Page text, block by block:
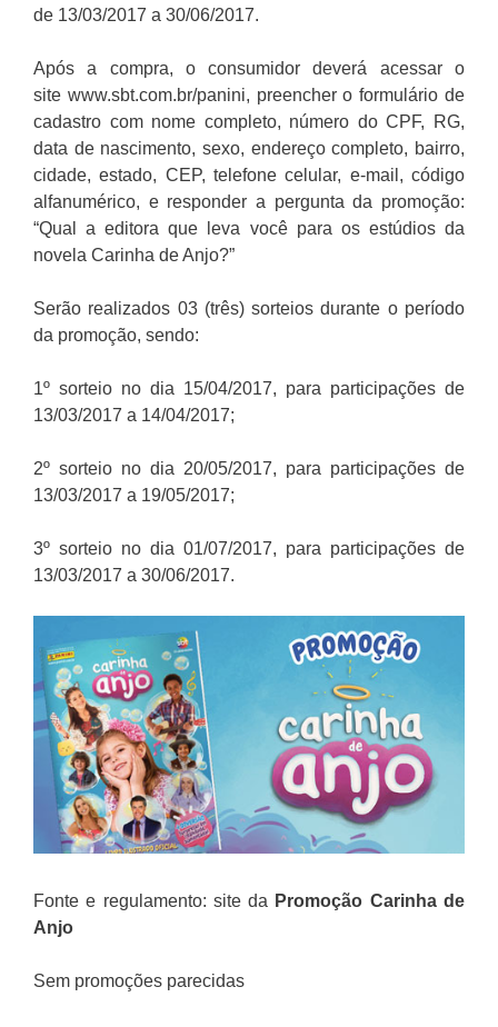
de 13/03/2017 a 30/06/2017.
Após a compra, o consumidor deverá acessar o
site www.sbt.com.br/panini, preencher o formulário de
cadastro com nome completo, número do CPF, RG,
data de nascimento, sexo, endereço completo, bairro,
cidade, estado, CEP, telefone celular, e-mail, código
alfanumérico, e responder a pergunta da promoção:
“Qual a editora que leva você para os estúdios da
novela Carinha de Anjo?”
Serão realizados 03 (três) sorteios durante o período
da promoção, sendo:
1º sorteio no dia 15/04/2017, para participações de
13/03/2017 a 14/04/2017;
2º sorteio no dia 20/05/2017, para participações de
13/03/2017 a 19/05/2017;
3º sorteio no dia 01/07/2017, para participações de
13/03/2017 a 30/06/2017.
Fonte e regulamento: site da Promoção Carinha de
Anjo
Sem promoções parecidas